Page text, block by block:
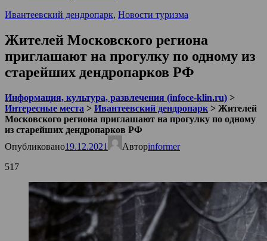
Ивантеевский дендропарк, Новости туризма
Жителей Московского региона
приглашают на прогулку по одному из
старейших дендропарков РФ
Информация, культура, развлечения (infoce-klin.ru) >
Интересные места > Ивантеевский дендропарк > Жителей
Московского региона приглашают на прогулку по одному
из старейших дендропарков РФ
Опубликовано19.12.2021 Авторinformer
517